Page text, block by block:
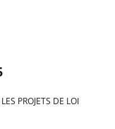
PROJETS DE LOI